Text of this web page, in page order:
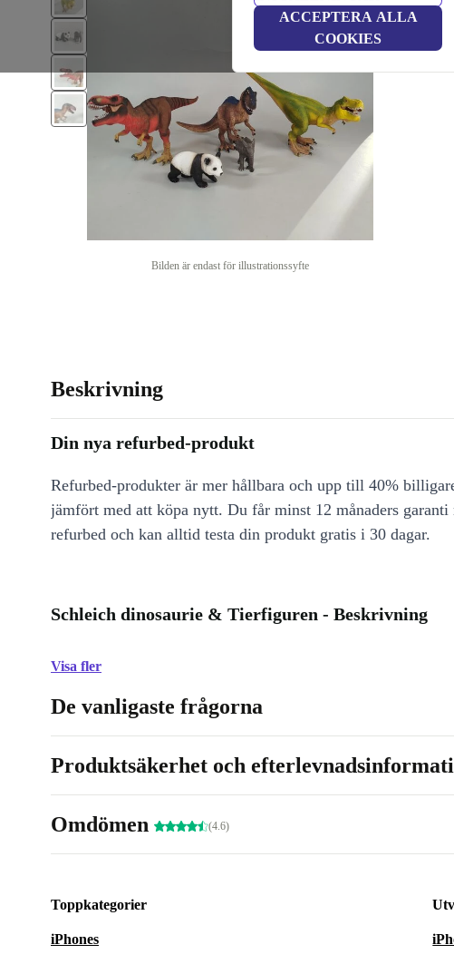
ACCEPTERA ALLA
COOKIES
Bilden är endast för illustrationssyfte
Beskrivning
Din nya refurbed-produkt
Refurbed-produkter är mer hållbara och upp till 40%
jämfört med att köpa nytt. Du får minst 12 månaders garanti
refurbed och kan alltid testa din produkt gratis i 30 dagar.
Schleich dinosaurie & Tierfiguren - Beskrivning
Visa fler
De vanligaste frågorna
Produktsäkerhet och
Omdömen (4.6)
Toppkategorier
iPhones